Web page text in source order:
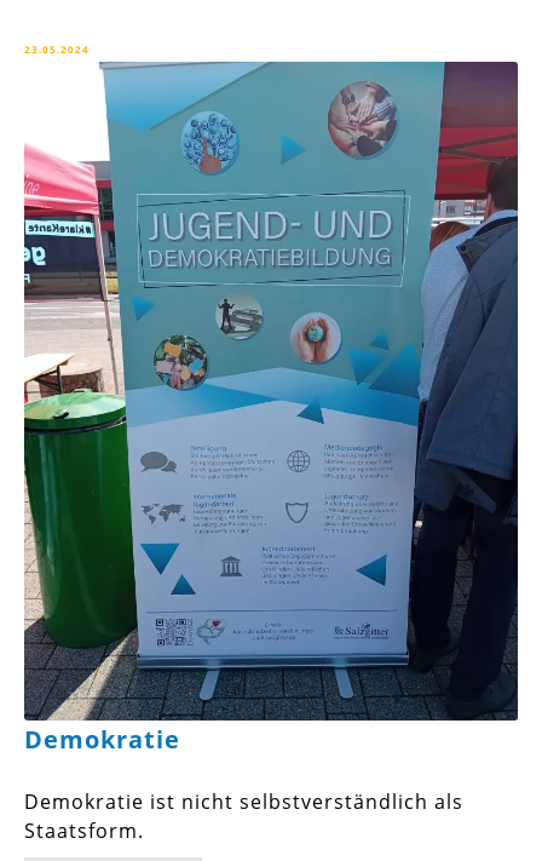
23.05.2024
Demokratie
Demokratie ist nicht selbstverständlich als
Staatsform.